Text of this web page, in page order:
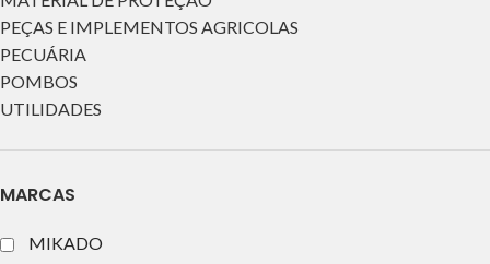
PEÇAS E IMPLEMENTOS AGRICOLAS
PECUÁRIA
POMBOS
UTILIDADES
MARCAS
MIKADO